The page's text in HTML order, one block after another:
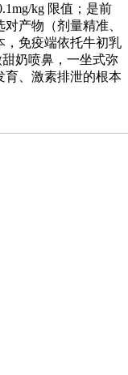
kg 限值；是前
产物（剂量精准、
，免疫端依托牛初乳
奶喷鼻，一坐式弥
育、激素排泄的根本